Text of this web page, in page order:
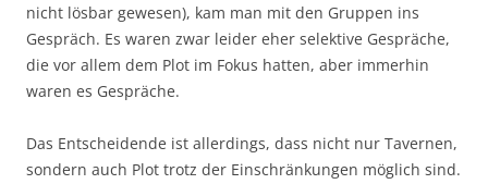
nicht lösbar gewesen), kam man mit den Gruppen ins
Gespräch. Es waren zwar leider eher selektive Gespräche,
die vor allem dem Plot im Fokus hatten, aber immerhin
waren es Gespräche.
Das Entscheidende ist allerdings, dass nicht nur Tavernen,
sondern auch Plot trotz der Einschränkungen möglich sind.